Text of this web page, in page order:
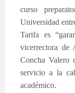
curso
Universidad
Tarifa es
vicerrectora de
Concha Valero
servicio a la
académico.